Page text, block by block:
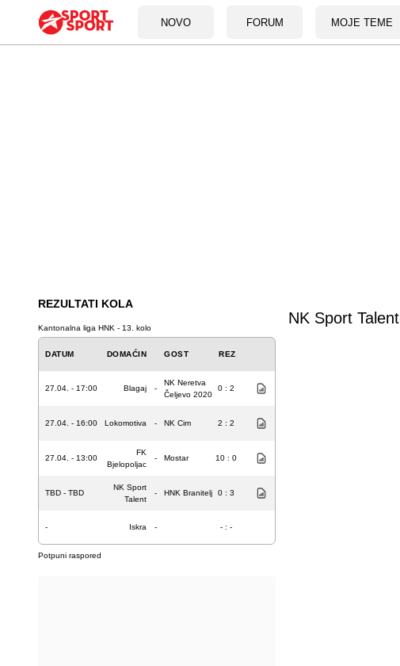
NOVO FORUM MOJE TEME
REZULTATI KOLA
Kantonalna liga HNK - 13. kolo
DATUM DOMAĆIN GOST REZ
27.04. - 17:00 Blagaj -
NK Neretva
Čeljevo 2020
0 : 2
27.04. - 16:00 Lokomotiva - NK Cim 2 : 2
27.04. - 13:00
FK
Bjelopoljac
- Mostar 10 : 0
TBD - TBD
NK Sport
Talent
- HNK Branitelj 0 : 3
- Iskra - - : -
Potpuni raspored
NK Sport Talent